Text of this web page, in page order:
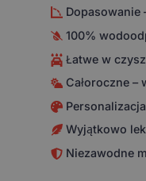
Dopasowanie
100%
Łatwe w
Całoroczne
Wyjątkowo
Niezawodne